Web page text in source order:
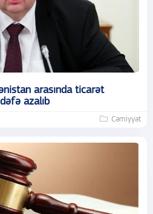
arasında ticarət
azalıb
Cəmiyyət